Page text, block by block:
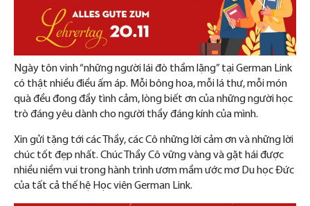
Ngày tôn vinh “những người lái đò thầm lặng” tại German Link
có thật nhiều điều ấm áp. Mỗi bông hoa, mỗi lá thư, mỗi món
quà đều đong đầy tình cảm, lòng biết ơn của những người học
trò đáng yêu dành cho người thầy đáng kính của mình.
Xin gửi tặng tới các Thầy, các Cô những lời cảm ơn và những lời
chúc tốt đẹp nhất. Chúc Thầy Cô vững vàng và gặt hái được
nhiều niềm vui trong hành trình ươm mầm ước mơ Du học Đức
của tất cả thế hệ Học viên German Link.